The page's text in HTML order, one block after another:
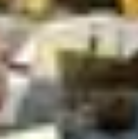
Conseils et AstucesPréparationTendances